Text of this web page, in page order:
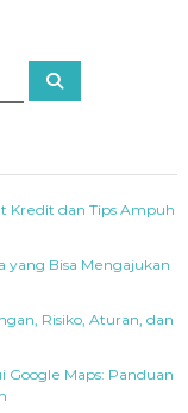
S
Kredit dan Tips Ampuh
yang Bisa Mengajukan
Risiko, Aturan, dan
Google Maps: Panduan